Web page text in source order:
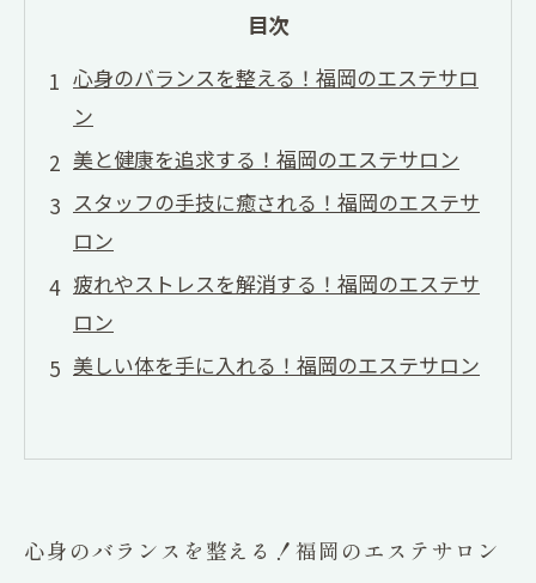
目次
心身のバランスを整える！福岡のエステサロ
ン
美と健康を追求する！福岡のエステサロン
スタッフの手技に癒される！福岡のエステサ
ロン
疲れやストレスを解消する！福岡のエステサ
ロン
美しい体を手に入れる！福岡のエステサロン
心身のバランスを整える！福岡のエステサロン